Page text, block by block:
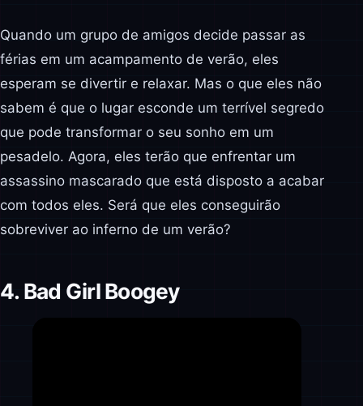
Quando um grupo de amigos decide passar as
férias em um acampamento de verão, eles
esperam se divertir e relaxar. Mas o que eles não
sabem é que o lugar esconde um terrível segredo
que pode transformar o seu sonho em um
pesadelo. Agora, eles terão que enfrentar um
assassino mascarado que está disposto a acabar
com todos eles. Será que eles conseguirão
sobreviver ao inferno de um verão?
4. Bad Girl Boogey